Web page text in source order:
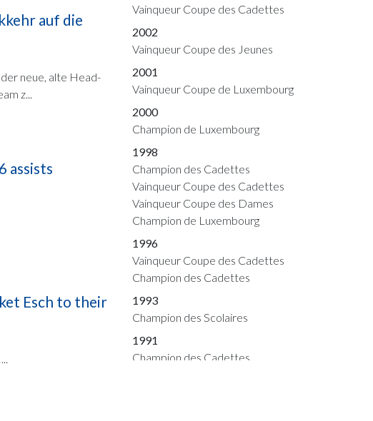
auf die
neue, alte Head-
z...
assists
Esch to their
Vainqueur Coupe des Cadettes
2002
Vainqueur Coupe des Jeunes
2001
Vainqueur Coupe de Luxembourg
2000
Champion de Luxembourg
1998
Champion des Cadettes
Vainqueur Coupe des Cadettes
Vainqueur Coupe des Dames
Champion de Luxembourg
1996
Vainqueur Coupe des Cadettes
Champion des Cadettes
1993
Champion des Scolaires
1991
Champion des Cadettes